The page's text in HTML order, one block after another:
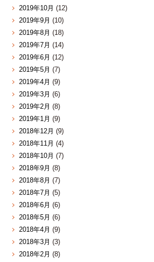
2019年10月 (12)
2019年9月 (10)
2019年8月 (18)
2019年7月 (14)
2019年6月 (12)
2019年5月 (7)
2019年4月 (9)
2019年3月 (6)
2019年2月 (8)
2019年1月 (9)
2018年12月 (9)
2018年11月 (4)
2018年10月 (7)
2018年9月 (8)
2018年8月 (7)
2018年7月 (5)
2018年6月 (6)
2018年5月 (6)
2018年4月 (9)
2018年3月 (3)
2018年2月 (8)